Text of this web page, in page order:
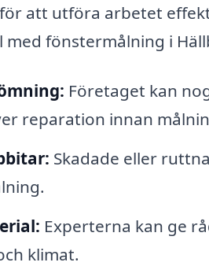
att utföra arbetet
fönstermålning i
Företaget kan
reparation innan
Skadade eller
Experterna kan ge
klimat.